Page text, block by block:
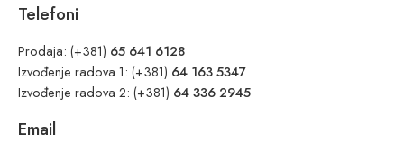
Telefoni
Prodaja: (+381) 65 641 6128
Izvođenje radova 1: (+381) 64 163 5347
Izvođenje radova 2: (+381) 64 336 2945
Email